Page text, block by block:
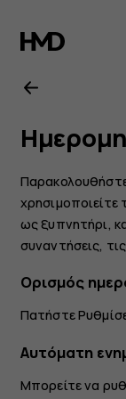
Nokia
2.1
ως ξυπνητήρι,
συναντήσεις,
Ορισμός
Πατήστε
Αυτόματη
Μπορείτε να